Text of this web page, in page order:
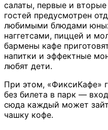
салаты, первые и
гостей предусмотрен
любимыми блюдами
наггетсами, пиццей и
бармены кафе
напитки и эффектные
любят дети.
При этом, «ФиксиКафе»
без билета в парк —
сюда каждый может
чашку кофе.